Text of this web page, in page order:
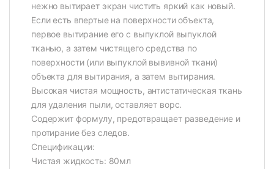
нежно вытирает экран чистить яркий как новый.
Если есть впертые на поверхности объекта,
первое вытирание его с выпуклой выпуклой
тканью, а затем чистящего средства по
поверхности (или выпуклой вывивной ткани)
объекта для вытирания, а затем вытирания.
Высокая чистая мощность, антистатическая ткань
для удаления пыли, оставляет ворс.
Содержит формулу, предотвращает разведение и
протирание без следов.
Спецификации:
Чистая жидкость: 80мл